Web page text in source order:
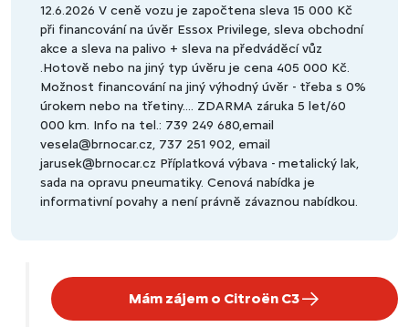
12.6.2026 V ceně vozu je započtena sleva 15 000 Kč
při financování na úvěr Essox Privilege, sleva obchodní
akce a sleva na palivo + sleva na předváděcí vůz
.Hotově nebo na jiný typ úvěru je cena 405 000 Kč.
Možnost financování na jiný výhodný úvěr - třeba s 0%
úrokem nebo na třetiny.... ZDARMA záruka 5 let/60
000 km. Info na tel.: 739 249 680,email
vesela@brnocar.cz, 737 251 902, email
jarusek@brnocar.cz Příplatková výbava - metalický lak,
sada na opravu pneumatiky. Cenová nabídka je
informativní povahy a není právně závaznou nabídkou.
Mám zájem o Citroën C3